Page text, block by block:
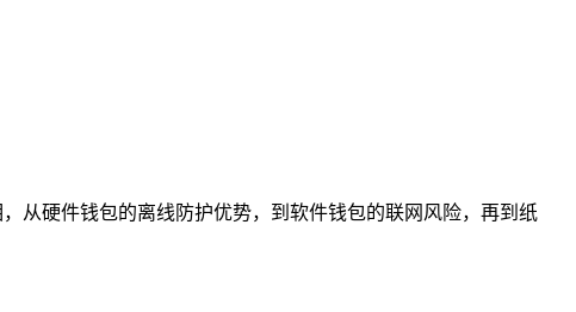
从硬件钱包的离线防护优势，到软件钱包的联网风险，再到纸